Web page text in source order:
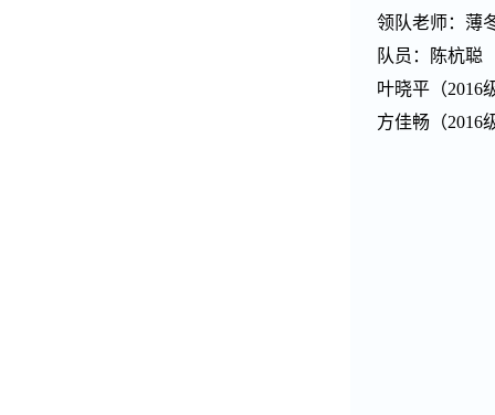
领队老师：薄
队员：陈杭聪
叶晓平（2016
方佳畅（2016